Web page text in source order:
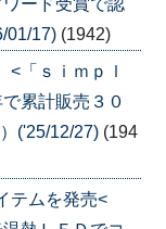
01/17) (1942)
「ｓｉｍｐｌ
累計販売３０
('25/12/27) (194
テムを発売<